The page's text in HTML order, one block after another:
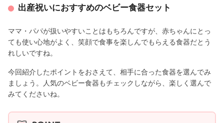
出産祝いにおすすめのベビー食器セット
ママ・パパが扱いやすいことはもちろんですが、赤ちゃんにとっ
ても使い心地がよく、笑顔で食事を楽しんでもらえる食器だとう
れしいですね。
今回紹介したポイントをおさえて、相手に合った食器を選んでみ
ましょう。人気のベビー食器もチェックしながら、楽しく選んで
みてくださいね。